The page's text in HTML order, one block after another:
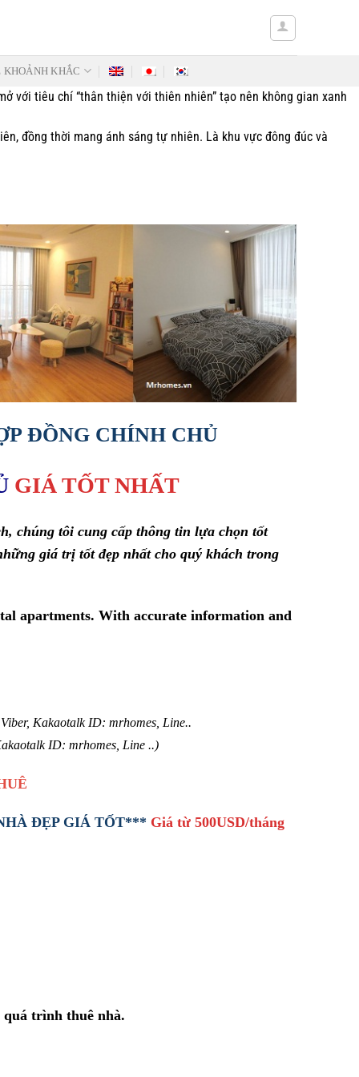
KHOẢNH KHẮC
với tiêu chí “thân thiện với thiên nhiên” tạo nên không gian xanh
đồng thời mang ánh sáng tự nhiên. Là khu vực đông đúc và
ĐỒNG CHÍNH CHỦ
GIÁ TỐT NHẤT
chúng tôi cung cấp thông tin lựa chọn tốt
giá trị tốt đẹp nhất cho quý khách trong
apartments. With accurate information and
Kakaotalk ID: mrhomes, Line..
ID: mrhomes, Line ..)
ĐẸP GIÁ TỐT*** Giá từ 500USD/tháng
trình thuê nhà.